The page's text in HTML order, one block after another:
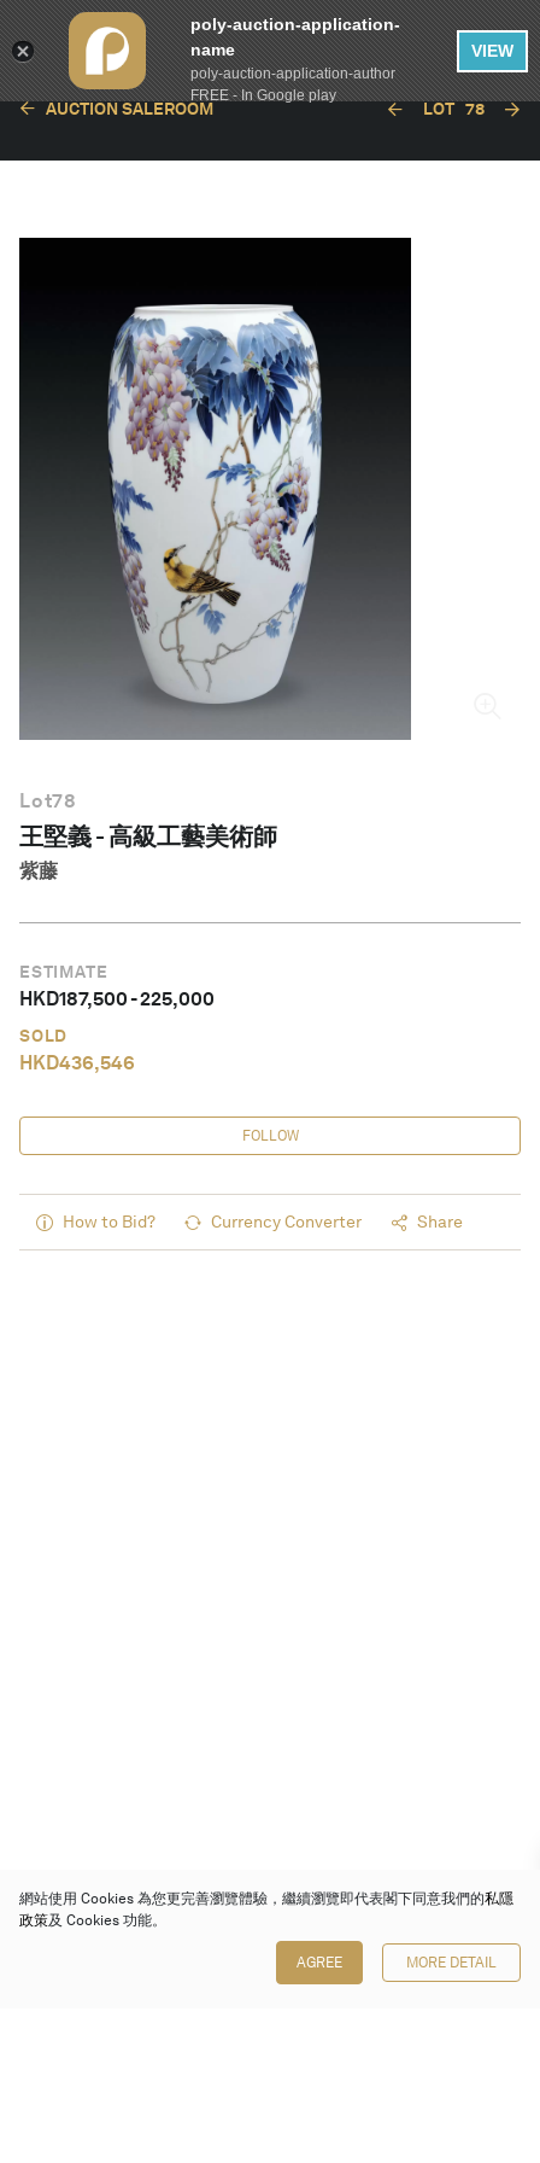
AUCTION SALEROOM LOT 78
Lot78
王堅義 - 高級工藝美術師
紫藤
ESTIMATE
HKD187,500-225,000
SOLD
HKD436,546
FOLLOW
How to Bid? Currency Converter Share
網站使用 Cookies 為您更完善瀏覽體驗，繼續瀏覽即代表閣下同意我們的私隱
政策及 Cookies 功能。
AGREE MORE DETAIL
poly-auction-application-
name
poly-auction-application-author
FREE - In Google play
VIEW